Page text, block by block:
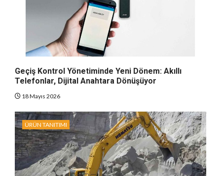
Geçiş Kontrol Yönetiminde Yeni Dönem: Akıllı
Telefonlar, Dijital Anahtara Dönüşüyor
18 Mayıs 2026
ÜRÜN TANITIMI